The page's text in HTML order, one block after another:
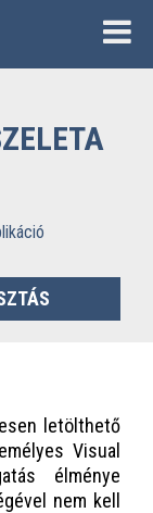
letölthető
Visual
élménye
nem kell